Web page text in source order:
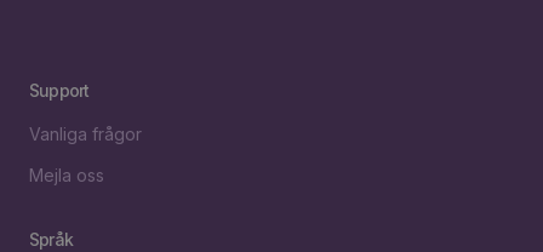
Support
Vanliga frågor
Mejla oss
Språk